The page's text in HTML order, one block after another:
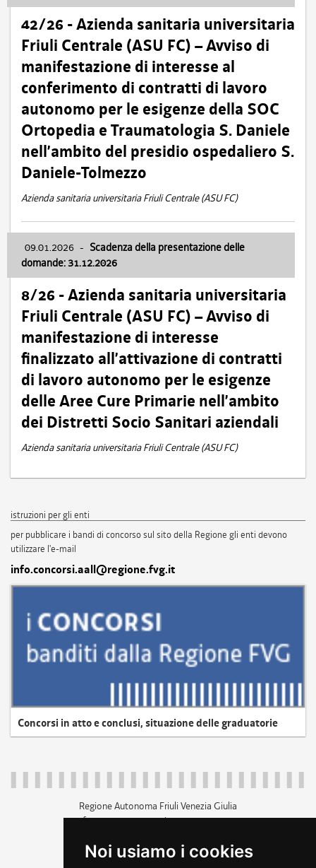
Noi usiamo i cookies
42/26 - Azienda sanitaria universitaria
Friuli Centrale (ASU FC) – Avviso di
manifestazione di interesse al
conferimento di contratti di lavoro
autonomo per le esigenze della SOC
Ortopedia e Traumatologia S. Daniele
nell’ambito del presidio ospedaliero S.
Daniele-Tolmezzo
Azienda sanitaria universitaria Friuli Centrale (ASU FC)
09.01.2026 - Scadenza della presentazione delle
domande: 31.12.2026
8/26 - Azienda sanitaria universitaria
Friuli Centrale (ASU FC) – Avviso di
manifestazione di interesse
finalizzato all’attivazione di contratti
di lavoro autonomo per le esigenze
delle Aree Cure Primarie nell’ambito
dei Distretti Socio Sanitari aziendali
Azienda sanitaria universitaria Friuli Centrale (ASU FC)
istruzioni per gli enti
per pubblicare i bandi di concorso sul sito della Regione gli enti devono
utilizzare l'e-mail
info.concorsi.aall@regione.fvg.it
Concorsi in atto e conclusi, situazione delle graduatorie
Regione Autonoma Friuli Venezia Giulia
c.f. 80014930327; p.iva 00526040324
+39 040 3771111